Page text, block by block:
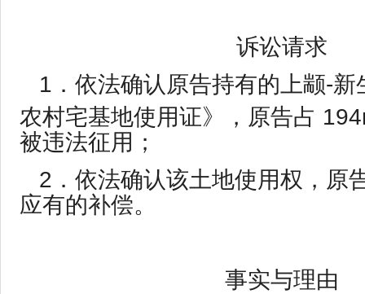
诉讼请求
1．依法确认原告持有的上颛-
农村宅基地使用证》，原告占
被违法征用；
2．依法确认该土地使用权，原
应有的补偿。
事实与理由